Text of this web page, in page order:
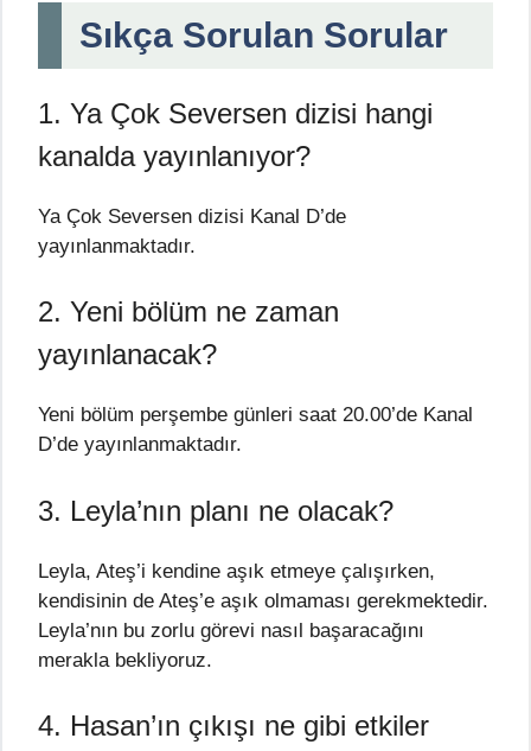
Sıkça Sorulan Sorular
1. Ya Çok Seversen dizisi hangi
kanalda yayınlanıyor?
Ya Çok Seversen dizisi Kanal D’de
yayınlanmaktadır.
2. Yeni bölüm ne zaman
yayınlanacak?
Yeni bölüm perşembe günleri saat 20.00’de Kanal
D’de yayınlanmaktadır.
3. Leyla’nın planı ne olacak?
Leyla, Ateş’i kendine aşık etmeye çalışırken,
kendisinin de Ateş’e aşık olmaması gerekmektedir.
Leyla’nın bu zorlu görevi nasıl başaracağını
merakla bekliyoruz.
4. Hasan’ın çıkışı ne gibi etkiler